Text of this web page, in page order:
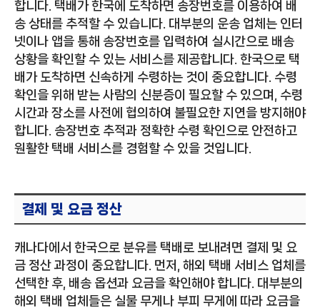
합니다. 택배가 한국에 도착하면 송장번호를 이용하여 배
송 상태를 추적할 수 있습니다. 대부분의 운송 업체는 인터
넷이나 앱을 통해 송장번호를 입력하여 실시간으로 배송
상황을 확인할 수 있는 서비스를 제공합니다. 한국으로 택
배가 도착하면 신속하게 수령하는 것이 중요합니다. 수령
확인을 위해 받는 사람의 신분증이 필요할 수 있으며, 수령
시간과 장소를 사전에 협의하여 불필요한 지연을 방지해야
합니다. 송장번호 추적과 정확한 수령 확인으로 안전하고
원활한 택배 서비스를 경험할 수 있을 것입니다.
결제 및 요금 정산
캐나다에서 한국으로 분유를 택배로 보내려면 결제 및 요
금 정산 과정이 중요합니다. 먼저, 해외 택배 서비스 업체를
선택한 후, 배송 옵션과 요금을 확인해야 합니다. 대부분의
해외 택배 업체들은 실물 무게나 부피 무게에 따라 요금을